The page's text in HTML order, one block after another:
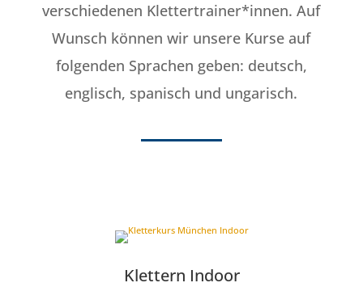
verschiedenen Klettertrainer*innen. Auf
Wunsch können wir unsere Kurse auf
folgenden Sprachen geben: deutsch,
englisch, spanisch und ungarisch.
Klettern Indoor